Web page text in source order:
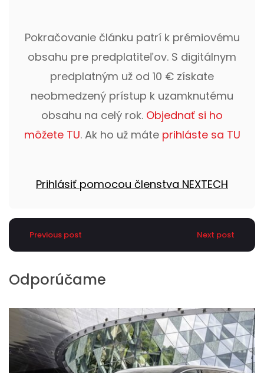
Pokračovanie článku patrí k prémiovému
obsahu pre predplatiteľov. S digitálnym
predplatným už od 10 € získate
neobmedzený prístup k uzamknutému
obsahu na celý rok. Objednať si ho
môžete TU. Ak ho už máte prihláste sa TU
Prihlásiť pomocou členstva NEXTECH
Previous post Next post
Odporúčame